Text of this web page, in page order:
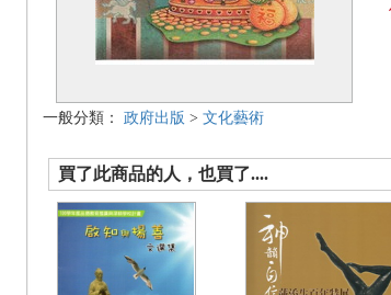
一般分類： 政府出版 > 文化藝術
買了此商品的人，也買了....